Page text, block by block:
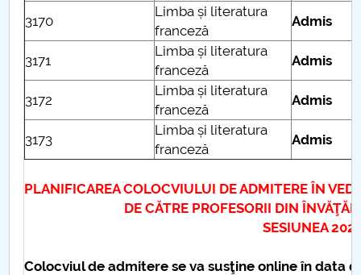
3170
Limba și literatura
franceză
Admis
3171
Limba și literatura
franceză
Admis
3172
Limba și literatura
franceză
Admis
3173
Limba și literatura
franceză
Admis
PLANIFICAREA COLOCVIULUI DE ADMITERE ÎN
DE CĂTRE PROFESORII DIN
SESIUNEA 2026-
Colocviul de admitere se va susţine online în data